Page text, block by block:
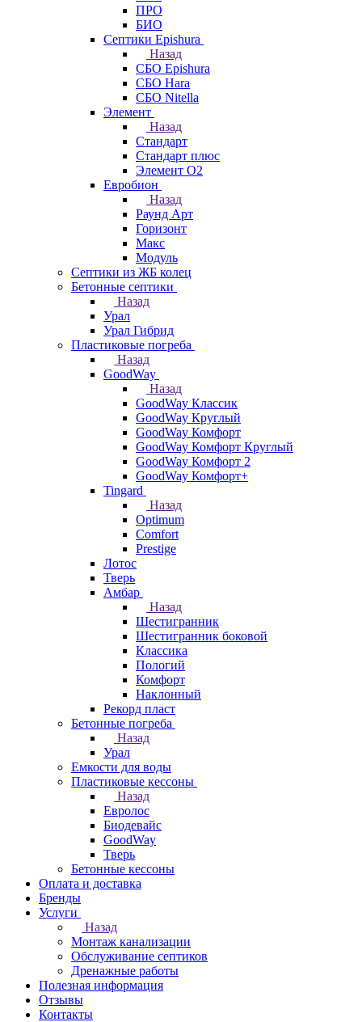
ПРО
БИО
Септики Epishura
Назад
СБО Epishura
СБО Hara
СБО Nitella
Элемент
Назад
Стандарт
Стандарт плюс
Элемент О2
Евробион
Назад
Раунд Арт
Горизонт
Макс
Модуль
Септики из ЖБ колец
Бетонные септики
Назад
Урал
Урал Гибрид
Пластиковые погреба
Назад
GoodWay
Назад
GoodWay Классик
GoodWay Круглый
GoodWay Комфорт
GoodWay Комфорт Круглый
GoodWay Комфорт 2
GoodWay Комфорт+
Tingard
Назад
Optimum
Comfort
Prestige
Лотос
Тверь
Амбар
Назад
Шестигранник
Шестигранник боковой
Классика
Пологий
Комфорт
Наклонный
Рекорд пласт
Бетонные погреба
Назад
Урал
Емкости для воды
Пластиковые кессоны
Назад
Евролос
Биодевайс
GoodWay
Тверь
Бетонные кессоны
Оплата и доставка
Бренды
Услуги
Назад
Монтаж канализации
Обслуживание септиков
Дренажные работы
Полезная информация
Отзывы
Контакты